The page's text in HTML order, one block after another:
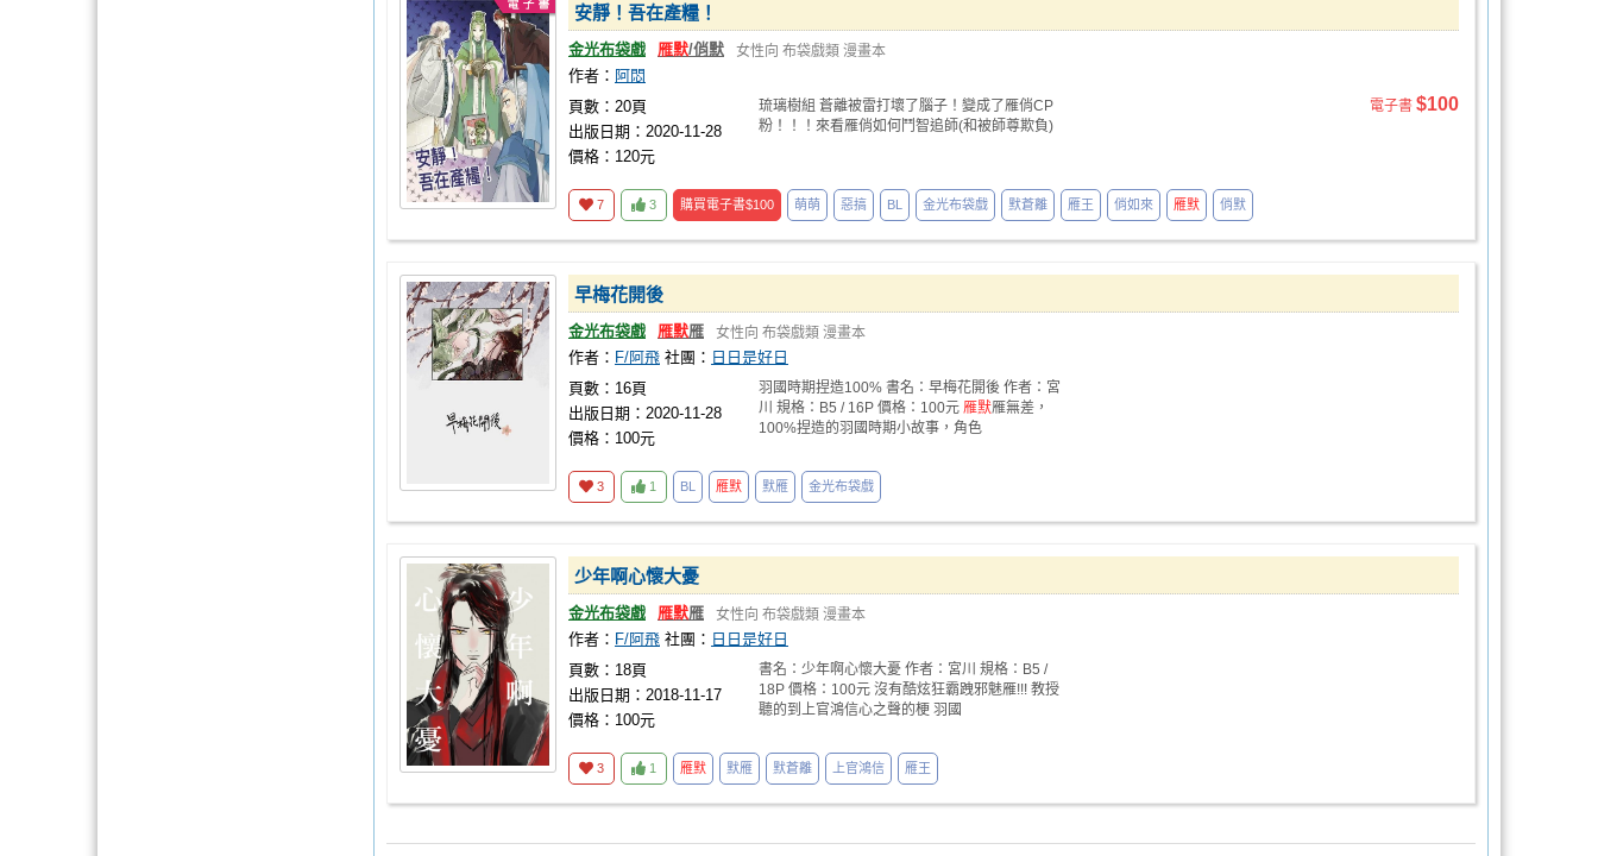
安靜！吾在產糧！
金光布袋戲 雁默/俏默 女性向 布袋戲類 漫畫本
作者： 阿悶
頁數：20頁
出版日期：2020-11-28
價格：120元
琉璃樹組 蒼離被雷打壞了腦子！變成了雁俏CP
粉！！！來看雁俏如何鬥智追師(和被師尊欺負)
電子書 $100
7 3 購買電子書$100 萌萌 惡搞 BL 金光布袋戲 默蒼離 雁王 俏如來 雁默 俏默
早梅花開後
金光布袋戲 雁默雁 女性向 布袋戲類 漫畫本
作者： F/阿飛 社團： 日日是好日
頁數：16頁
出版日期：2020-11-28
價格：100元
羽國時期捏造100% 書名：早梅花開後 作者：宮
川 規格：B5 / 16P 價格：100元 雁默雁無差，
100%捏造的羽國時期小故事，角色
3 1 BL 雁默 默雁 金光布袋戲
少年啊心懷大憂
金光布袋戲 雁默雁 女性向 布袋戲類 漫畫本
作者： F/阿飛 社團： 日日是好日
頁數：18頁
出版日期：2018-11-17
價格：100元
書名：少年啊心懷大憂 作者：宮川 規格：B5 /
18P 價格：100元 沒有酷炫狂霸跩邪魅雁!!! 教授
聽的到上官鴻信心之聲的梗 羽國
3 1 雁默 默雁 默蒼離 上官鴻信 雁王